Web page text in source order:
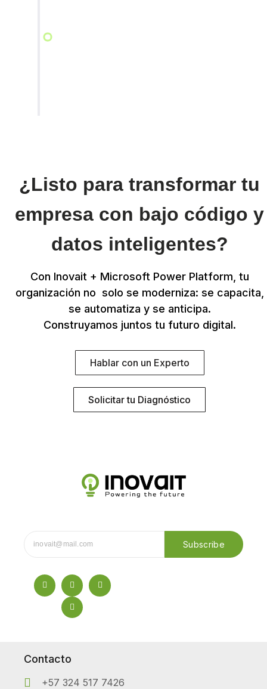
¿Listo para transformar tu
empresa con bajo código y
datos inteligentes?
Con Inovait + Microsoft Power Platform, tu
organización no solo se moderniza: se capacita,
se automatiza y se anticipa.
Construyamos juntos tu futuro digital.
Hablar con un Experto
Solicitar tu Diagnóstico
Subscribe
Contacto
+57 324 517 7426